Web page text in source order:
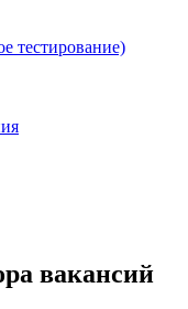
тестирование)
вакансий